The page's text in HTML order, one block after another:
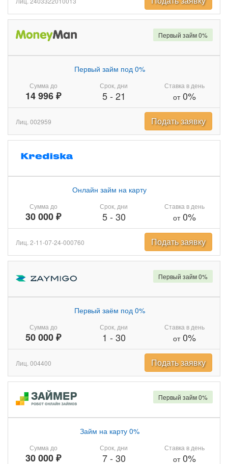
Сумма до
14 996 ₽
Первый займ под 0%
Срок, дни
5- 21
Ставка в день
от0%
Первый займ 0%
Лиц. 002959 Подать заявку
Сумма до
30 000 ₽
Онлайн займ на карту
Срок, дни
5- 30
Ставка в день
от0%
Лиц. 2-11-07-24-000760 Подать заявку
Сумма до
50 000 ₽
Первый заём под 0%
Срок, дни
1 - 30
Ставка в день
от0%
Первый займ 0%
Лиц. 004400 Подать заявку
Сумма до
30 000 ₽
Займ на карту 0%
Срок, дни
7- 30
Ставка в день
от0%
Первый займ 0%